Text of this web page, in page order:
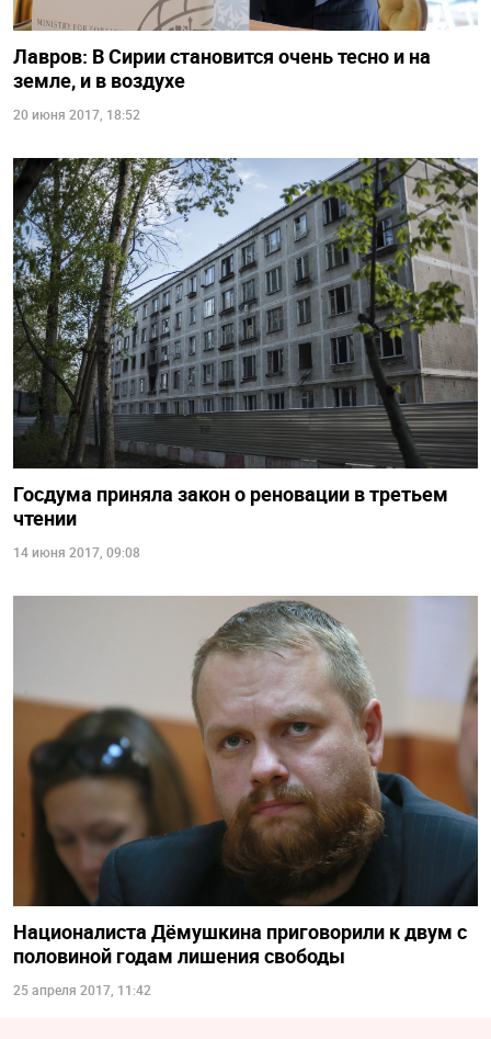
Лавров: В Сирии становится очень тесно и на
земле, и в воздухе
20 июня 2017, 18:52
Госдума приняла закон о реновации в третьем
чтении
14 июня 2017, 09:08
Националиста Дёмушкина приговорили к двум с
половиной годам лишения свободы
25 апреля 2017, 11:42